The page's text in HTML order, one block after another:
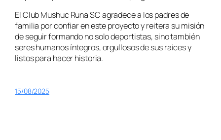
ElClub Mushuc Runa SCagradece a los padres de
familia por confiar en este proyecto y reitera su misión
de seguir formando no solo deportistas, sino también
seres humanos íntegros, orgullosos de sus raíces y
listos para hacer historia.
15/08/2025